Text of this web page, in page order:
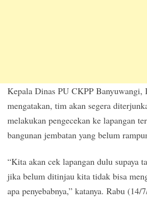
Kepala Dinas PU CKPP Banyuwangi,
mengatakan, tim akan segera
melakukan pengecekan ke lapangan
bangunan jembatan yang belum
“Kita akan cek lapangan dulu supaya
jika belum ditinjau kita tidak bisa
apa penyebabnya,” katanya. Rabu (14/